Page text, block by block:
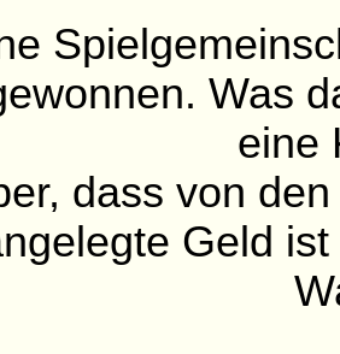
Was
eine
dass von
Geld